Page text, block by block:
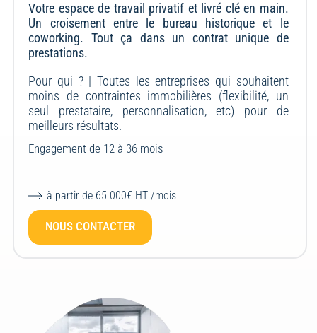
Votre espace de travail privatif et livré clé en main.
Un croisement entre le bureau historique et le
coworking. Tout ça dans un contrat unique de
prestations.
Pour qui ? | Toutes les entreprises qui souhaitent
moins de contraintes immobilières (flexibilité, un
seul prestataire, personnalisation, etc) pour de
meilleurs résultats.
Engagement de 12 à 36 mois
à partir de 65 000€ HT /mois
NOUS CONTACTER